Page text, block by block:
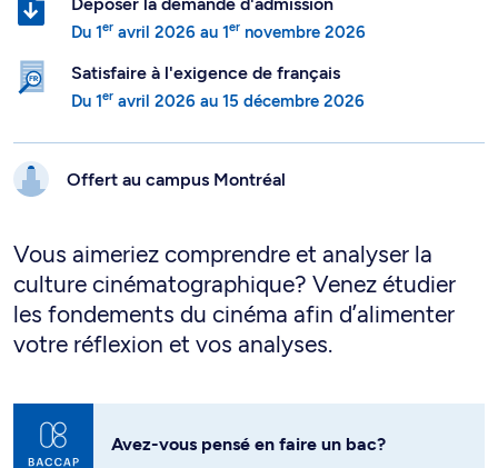
Du 1er avril 2026 au 1er novembre 2026
Satisfaire à l'exigence de français
Du 1er avril 2026 au 15 décembre 2026
Offert au campus Montréal
Vous aimeriez comprendre et analyser la
culture cinématographique? Venez étudier
les fondements du cinéma afin d’alimenter
votre réflexion et vos analyses.
Avez-vous pensé en faire un bac?